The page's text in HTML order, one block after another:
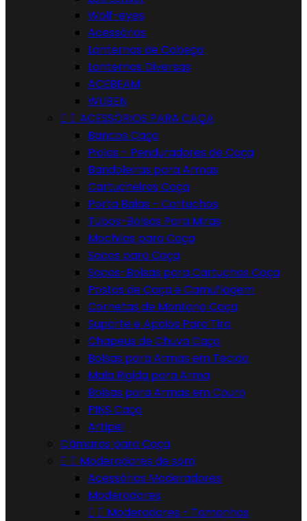
Wolf-eyes
Acessórios
Lanternas de Cabeça
Lanternas Diversas
ACEBEAM
WUBEN
  ACESSÓRIOS PARA CAÇA
Bancos Caça
Piolas - Penduradores de Caça
Bandoleiras para Armas
Cartucheiras Caça
Porta Balas - Cartuchos
Tubos-Bolsas Para Miras
Mochilas para Caça
Sacos para Caça
Sacos-Bolsas para Cartuchos Caça
Postos de Caça e Camuflagem
Cornetas de Montaria Caça
Suporte e Apoios Para Tiro
Chapeus de Chuva Caça
Bolsas para Armas em Tecido
Mala Rigida para Arma
Bolsas para Armas em Couro
PINS Caça
Artipel
Câmaras para Caça
  Moderadores de som
Acessórios Moderadores
Moderadores
  Moderadores - Tamanhos